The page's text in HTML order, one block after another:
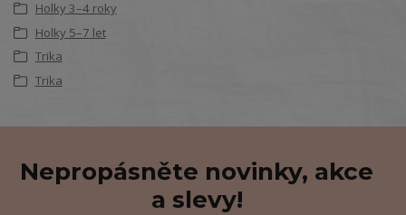
Holky 3–4 roky
Holky 5–7 let
Trika
Trika
Nepropásněte novinky, akce
a slevy!